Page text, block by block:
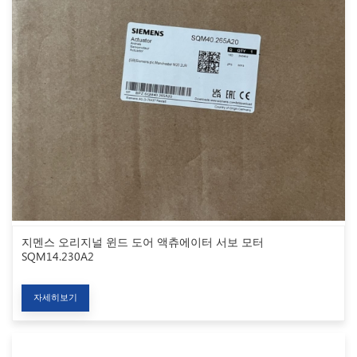
지멘스 오리지널 윈드 도어 액츄에이터 서보 모터
SQM14.230A2
자세히보기